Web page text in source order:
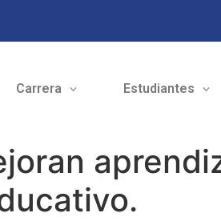
Carrera Estudiantes